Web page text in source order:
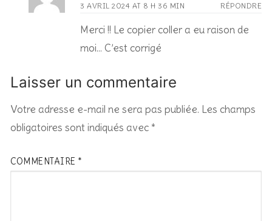
3 AVRIL 2024 AT 8 H 36 MIN RÉPONDRE
Merci !! Le copier coller a eu raison de
moi… C’est corrigé
Laisser un commentaire
Votre adresse e-mail ne sera pas publiée. Les champs
obligatoires sont indiqués avec *
COMMENTAIRE *